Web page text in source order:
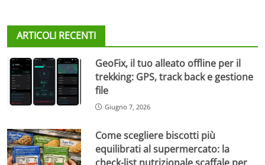
ARTICOLI RECENTI
GeoFix, il tuo alleato offline per il
trekking: GPS, track back e gestione
file
Giugno 7, 2026
Come scegliere biscotti più
equilibrati al supermercato: la
check-list nutrizionale scaffale per